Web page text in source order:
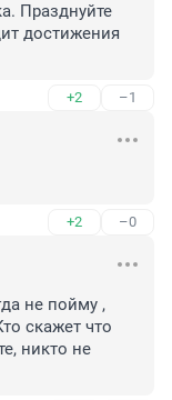
Празднуйте
достижения
+2 –1
+2 –0
не пойму ,
скажет что
никто не